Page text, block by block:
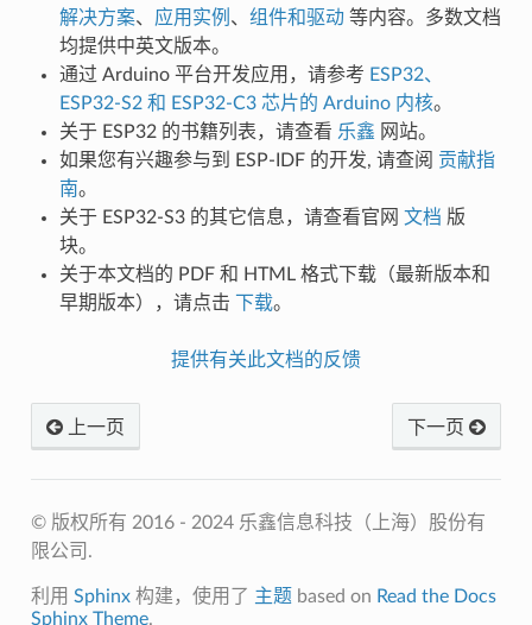
解决方案、 应用实例 、 组件和驱动等内容。多数文档
均提供中英文版本。
通过 Arduino 平台开发应用，请参考 ESP32、
ESP32-S2 和 ESP32-C3 芯片的 Arduino 内核。
关于 ESP32 的书籍列表，请查看 乐鑫 网站。
如果您有兴趣参与到 ESP-IDF 的开发, 请查阅 贡献指
南。
关于 ESP32-S3 的其它信息，请查看官网 文档 版
块。
关于本文档的 PDF 和 HTML 格式下载（最新版本和
早期版本），请点击
下载。
提供有关此文档的反馈
上一页 下一页
© 版权所有 2016 - 2024 乐鑫信息科技（上海）股份有
限公司.
利用 Sphinx构建，使用了 主题 based on Read the Docs
Sphinx Theme.